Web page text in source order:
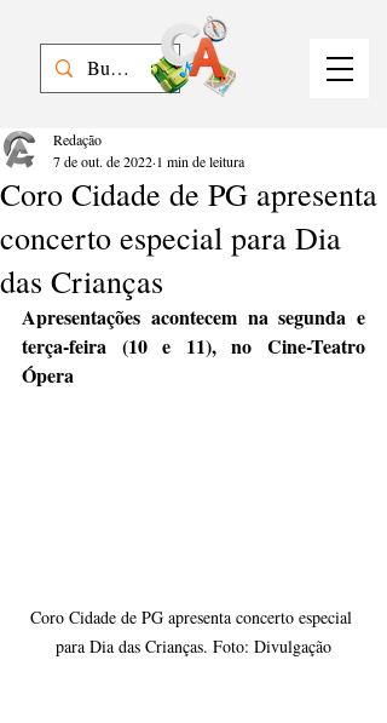
Coro Cidade de PG apresenta
concerto especial para Dia
das Crianças
Redação
7 de out. de 2022 1 min de leitura
Apresentações acontecem na segunda e
terça-feira (10 e 11), no Cine-Teatro
Ópera
Coro Cidade de PG apresenta concerto especial
para Dia das Crianças. Foto: Divulgação